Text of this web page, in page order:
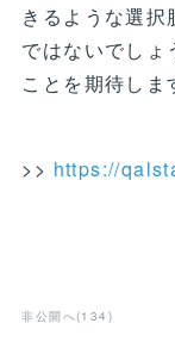
きるような選
ではないでしょ
ことを期待しま
>> https://
非公開へ(134 )